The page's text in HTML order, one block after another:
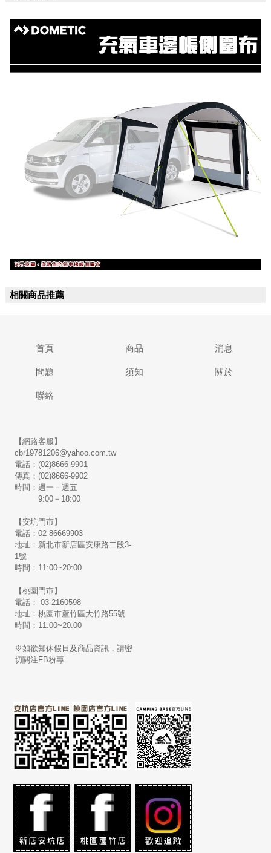
相關商品推薦
首頁 商品 消息
問題 須知 關於
聯絡
【網路客服】
cbr19781206@yahoo.com.tw
電話：(02)8666-9901
傳真：(02)8666-9902
時間：週一－週五
9:00－18:00
【安坑門市】
電話：02-86669903
地址：新北市新店區安康路二段3-
1號
時間：11:00~20:00
【桃園門市】
電話： 03-2160598
地址：桃園市蘆竹區大竹路55號
時間：11:00~20:00
※如欲知休假日及商品資訊，請密
切關注FB粉專